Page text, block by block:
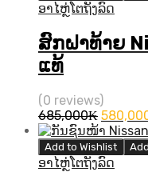
ອາໄຫຼ່ໂຕຖັງລົດ
ສົກຝາທ້າຍ
ແທ້
(0 reviews)
685,000₭ Original
price
was:
Add to Wishlist
ອາໄຫຼ່ໂຕຖັງລົດ